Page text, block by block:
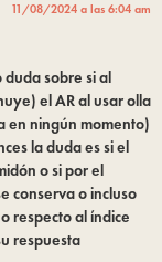
11/08/2024 a las 6:04 am
sobre si al
el AR al usar olla
en ningún momento)
la duda es si el
o si por el
conserva o incluso
respecto al índice
respuesta